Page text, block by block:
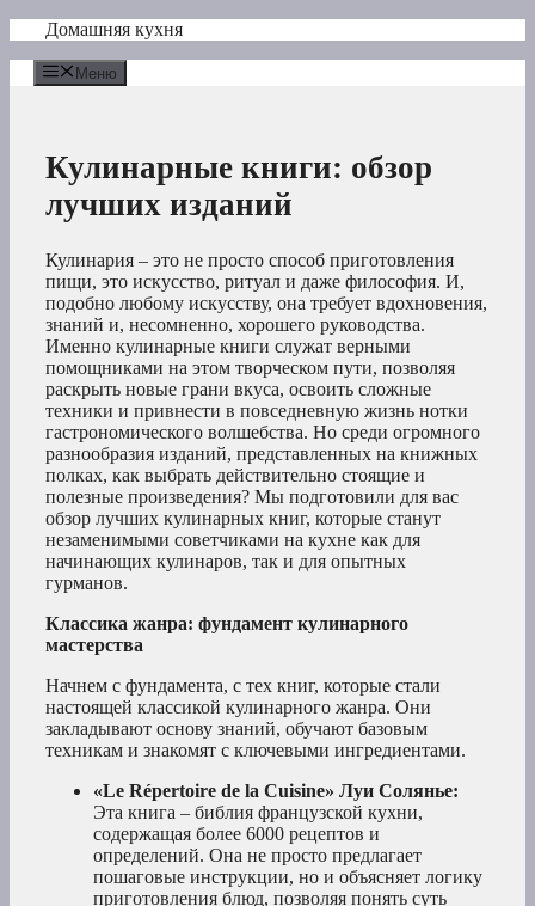
Перейти
содержимому
Домашняя кухня
Меню
Кулинарные книги: обзор
лучших изданий
Кулинария – это не просто способ приготовления
пищи, это искусство, ритуал и даже философия. И,
подобно любому искусству, она требует вдохновения,
знаний и, несомненно, хорошего руководства.
Именно кулинарные книги служат верными
помощниками на этом творческом пути, позволяя
раскрыть новые грани вкуса, освоить сложные
техники и привнести в повседневную жизнь нотки
гастрономического волшебства. Но среди огромного
разнообразия изданий, представленных на книжных
полках, как выбрать действительно стоящие и
полезные произведения? Мы подготовили для вас
обзор лучших кулинарных книг, которые станут
незаменимыми советчиками на кухне как для
начинающих кулинаров, так и для опытных
гурманов.
Классика жанра: фундамент кулинарного
мастерства
Начнем с фундамента, с тех книг, которые стали
настоящей классикой кулинарного жанра. Они
закладывают основу знаний, обучают базовым
техникам и знакомят с ключевыми ингредиентами.
«Le Répertoire de la Cuisine» Луи Солянье:
Эта книга – библия французской кухни,
содержащая более 6000 рецептов и
определений. Она не просто предлагает
пошаговые инструкции, но и объясняет логику
приготовления блюд, позволяя понять суть